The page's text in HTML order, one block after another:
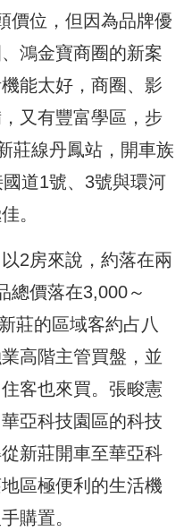
價位，但因為品牌優
鴻金寶商圈的新案
能太好，商圈、影
又有豐富學區，步
莊線丹鳳站，開車族
道1號、3號與環河
。
2房來說，約落在兩
總價落在3,000～
莊的區域客約占八
高階主管買盤，並
客也來買。張畯憲
亞科技園區的科技
新莊開車至華亞科
區極便利的生活機
購置。